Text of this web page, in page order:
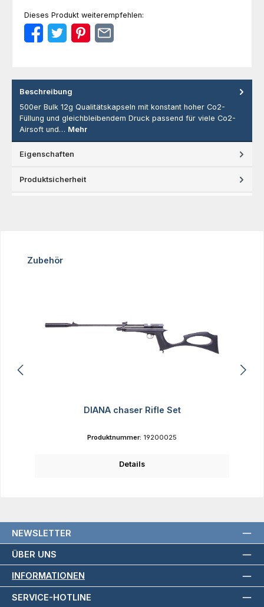
Dieses Produkt weiterempfehlen:
Beschreibung
500er Bulk 12g Qualitätskapseln mit konstant hoher Co2-
Füllung und gleichbleibendem Druck passend für viele Co2-
Airsoft und… Mehr
Eigenschaften
Produktsicherheit
Produktgalerie überspringen
Zubehör
DIANA chaser Rifle Set
Produktnummer: 19200025
Details
NEWSLETTER
ÜBER UNS
INFORMATIONEN
SERVICE-HOTLINE